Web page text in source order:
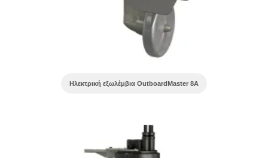
Ηλεκτρική εξωλέμβια OutboardMaster 8A